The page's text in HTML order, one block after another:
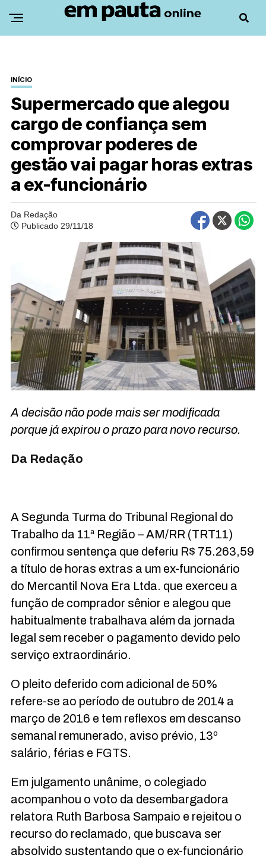
INÍCIO
Supermercado que alegou
cargo de confiança sem
comprovar poderes de
gestão vai pagar horas extras
a ex-funcionário
Da Redação
Publicado 29/11/18
A decisão não pode mais ser modificada
porque já expirou o prazo para novo recurso.
Da Redação
A Segunda Turma do Tribunal Regional do
Trabalho da 11ª Região – AM/RR (TRT11)
confirmou sentença que deferiu R$ 75.263,59
a título de horas extras a um ex-funcionário
do Mercantil Nova Era Ltda. que exerceu a
função de comprador sênior e alegou que
habitualmente trabalhava além da jornada
legal sem receber o pagamento devido pelo
serviço extraordinário.
O pleito deferido com adicional de 50%
refere-se ao período de outubro de 2014 a
março de 2016 e tem reflexos em descanso
semanal remunerado, aviso prévio, 13º
salário, férias e FGTS.
Em julgamento unânime, o colegiado
acompanhou o voto da desembargadora
relatora Ruth Barbosa Sampaio e rejeitou o
recurso do reclamado, que buscava ser
absolvido sustentando que o ex-funcionário